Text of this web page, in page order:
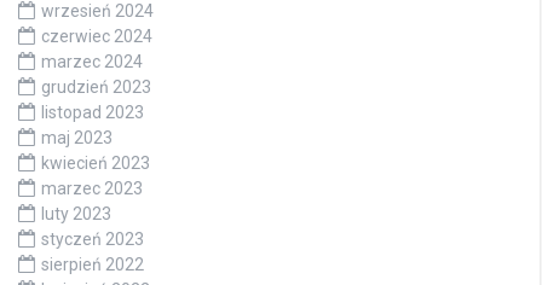
wrzesień 2024
czerwiec 2024
marzec 2024
grudzień 2023
listopad 2023
maj 2023
kwiecień 2023
marzec 2023
luty 2023
styczeń 2023
sierpień 2022